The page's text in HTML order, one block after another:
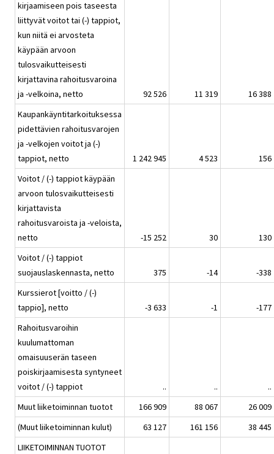
kirjaamiseen pois taseesta
liittyvät voitot tai (-) tappiot,
kun niitä ei arvosteta
käypään arvoon
tulosvaikutteisesti
kirjattavina rahoitusvaroina
ja -velkoina, netto
92 526 11 319
16 388
Kaupankäyntitarkoituksessa
pidettävien rahoitusvarojen
ja -velkojen voitot ja (-)
tappiot, netto
1 242 945 4 523
156
Voitot / (-) tappiot käypään
arvoon tulosvaikutteisesti
kirjattavista
rahoitusvaroista ja -veloista,
netto
-15 252 30
130
Voitot / (-) tappiot
suojauslaskennasta, netto
375 -14
-338
Kurssierot [voitto / (-)
tappio], netto
-3 633 -1
-177
Rahoitusvaroihin
kuulumattoman
omaisuuserän taseen
poiskirjaamisesta syntyneet
voitot / (-) tappiot
.. ..
..
Muut liiketoiminnan tuotot
166 909 88 067
26 009
(Muut liiketoiminnan kulut)
63 127 161 156
38 445
LIIKETOIMINNAN TUOTOT